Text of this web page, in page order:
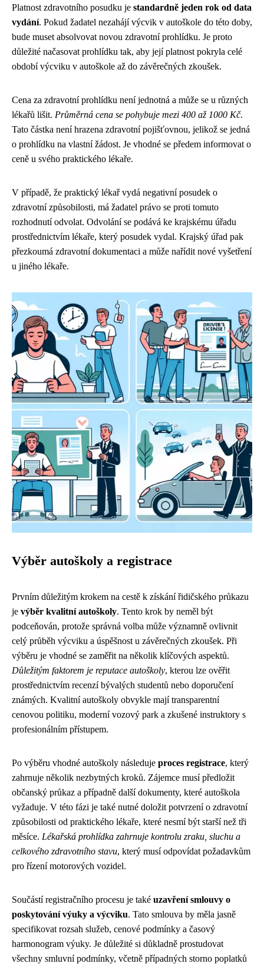
Platnost zdravotního posudku je standardně jeden rok od data
vydání. Pokud žadatel nezahájí výcvik v autoškole do této doby,
bude muset absolvovat novou zdravotní prohlídku. Je proto
důležité načasovat prohlídku tak, aby její platnost pokryla celé
období výcviku v autoškole až do závěrečných zkoušek.
Cena za zdravotní prohlídku není jednotná a může se u různých
lékařů lišit. Průměrná cena se pohybuje mezi 400 až 1000 Kč.
Tato částka není hrazena zdravotní pojišťovnou, jelikož se jedná
o prohlídku na vlastní žádost. Je vhodné se předem informovat o
ceně u svého praktického lékaře.
V případě, že praktický lékař vydá negativní posudek o
zdravotní způsobilosti, má žadatel právo se proti tomuto
rozhodnutí odvolat. Odvolání se podává ke krajskému úřadu
prostřednictvím lékaře, který posudek vydal. Krajský úřad pak
přezkoumá zdravotní dokumentaci a může nařídit nové vyšetření
u jiného lékaře.
Výběr autoškoly a registrace
Prvním důležitým krokem na cestě k získání řidičského průkazu
je výběr kvalitní autoškoly. Tento krok by neměl být
podceňován, protože správná volba může významně ovlivnit
celý průběh výcviku a úspěšnost u závěrečných zkoušek. Při
výběru je vhodné se zaměřit na několik klíčových aspektů.
Důležitým faktorem je reputace autoškoly, kterou lze ověřit
prostřednictvím recenzí bývalých studentů nebo doporučení
známých. Kvalitní autoškoly obvykle mají transparentní
cenovou politiku, moderní vozový park a zkušené instruktory s
profesionálním přístupem.
Po výběru vhodné autoškoly následuje proces registrace, který
zahrnuje několik nezbytných kroků. Zájemce musí předložit
občanský průkaz a případně další dokumenty, které autoškola
vyžaduje. V této fázi je také nutné doložit potvrzení o zdravotní
způsobilosti od praktického lékaře, které nesmí být starší než tři
měsíce. Lékařská prohlídka zahrnuje kontrolu zraku, sluchu a
celkového zdravotního stavu, který musí odpovídat požadavkům
pro řízení motorových vozidel.
Součástí registračního procesu je také uzavření smlouvy o
poskytování výuky a výcviku. Tato smlouva by měla jasně
specifikovat rozsah služeb, cenové podmínky a časový
harmonogram výuky. Je důležité si důkladně prostudovat
všechny smluvní podmínky, včetně případných storno poplatků